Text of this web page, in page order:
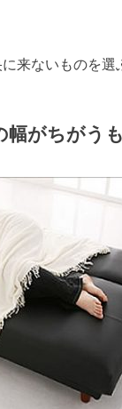
来ないものを選
幅がちがう